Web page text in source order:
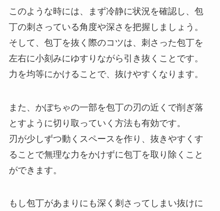
このような時には、まず冷静に状況を確認し、包
丁の刺さっている角度や深さを把握しましょう。
そして、包丁を抜く際のコツは、刺さった包丁を
左右に小刻みにゆすりながら引き抜くことです。
力を均等にかけることで、抜けやすくなります。
また、かぼちゃの一部を包丁の刃の近くで削ぎ落
とすように切り取っていく方法も有効です。
刃が少しずつ動くスペースを作り、抜きやすくす
ることで無理な力をかけずに包丁を取り除くこと
ができます。
もし包丁があまりにも深く刺さってしまい抜けに